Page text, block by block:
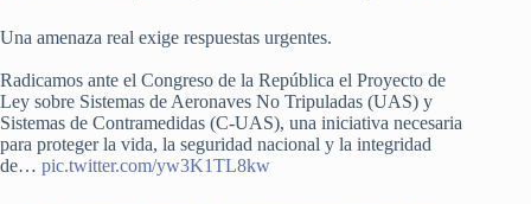
Una amenaza real exige respuestas urgentes.
Radicamos ante el Congreso de la República el Proyecto de
Ley sobre Sistemas de Aeronaves No Tripuladas (UAS) y
Sistemas de Contramedidas (C-UAS), una iniciativa necesaria
para proteger la vida, la seguridad nacional y la integridad
de… pic.twitter.com/yw3K1TL8kw